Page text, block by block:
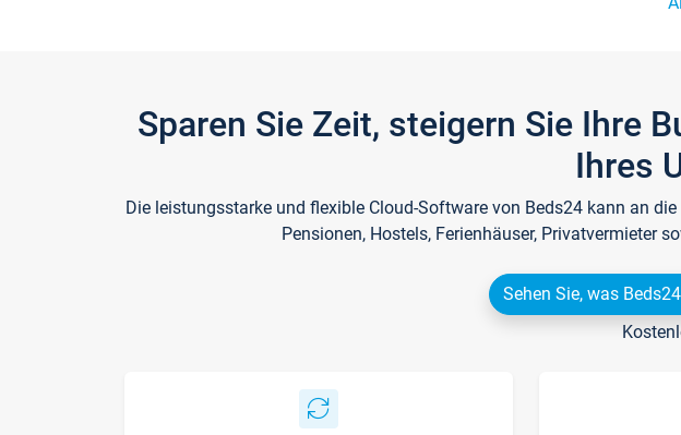
Sparen Sie Zeit, steigern Sie Ihre
Ihres
Die leistungsstarke und flexible Cloud-Software von Beds24 kann an
Pensionen, Hostels, Ferienhäuser, Privatvermieter
Sehen Sie, was